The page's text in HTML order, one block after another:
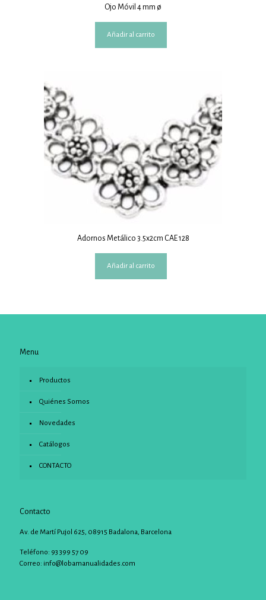
Ojo Móvil 4 mm ø
Añadir al carrito
Adornos Metálico 3.5x2cm CAE 128
Añadir al carrito
Menu
Productos
Quiénes Somos
Novedades
Catálogos
CONTACTO
Contacto
Av. de Martí Pujol 625, 08915 Badalona, Barcelona
Teléfono: 93 399 57 09
Correo: info@lobamanualidades.com